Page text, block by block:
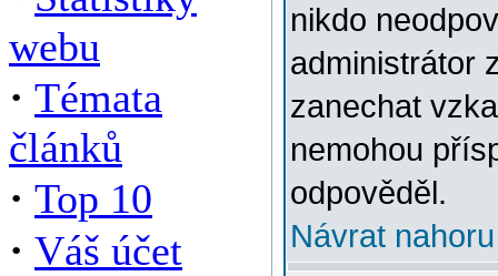
webu
· Témata
článků
· Top 10
· Váš účet
nikdo
administrátor
zanechat
nemohou
odpověděl.
Návrat nahoru